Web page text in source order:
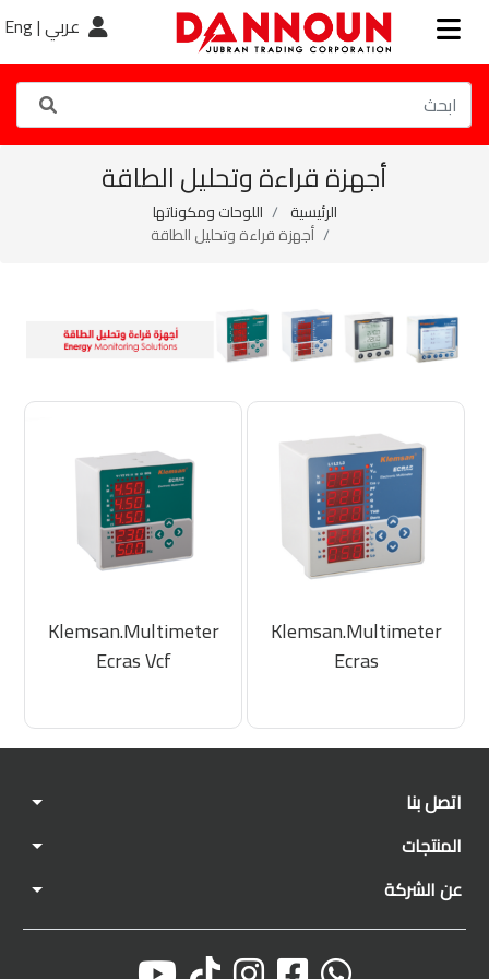
عربي |Eng
أجهزة قراءة وتحليل الطاقة
الرئيسية
اللوحات ومكوناتها
أجهزة قراءة وتحليل الطاقة
Klemsan.Multimeter
Ecras
Klemsan.Multimeter
Ecras Vcf
اتصل بنا
المنتجات
عن الشركة